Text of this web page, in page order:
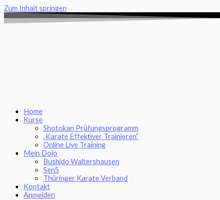
Zum Inhalt springen
Home
Kurse
Shotokan Prüfungsprogramm
„Karate Effektiver Trainieren”
Online Live Training
Mein Dojo
Bushido Waltershausen
Sen5
Thüringer Karate Verband
Kontakt
Anmelden